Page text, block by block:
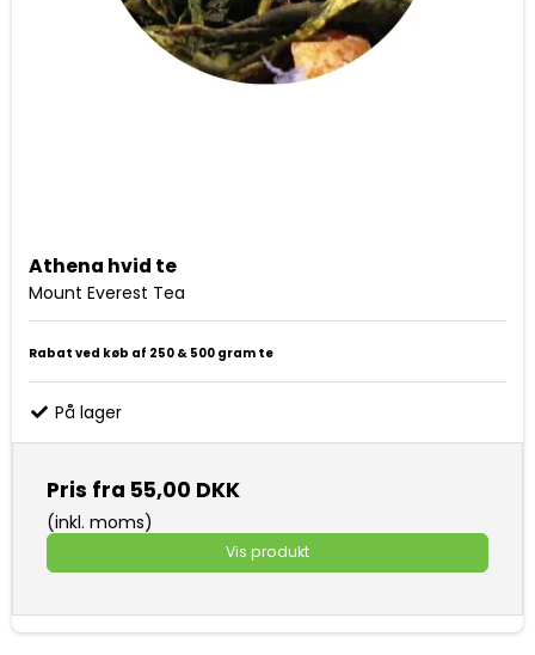
Athena hvid te
Mount Everest Tea
Rabat ved køb af 250 & 500 gram te
På lager
Pris fra 55,00 DKK
(inkl. moms)
Vis produkt